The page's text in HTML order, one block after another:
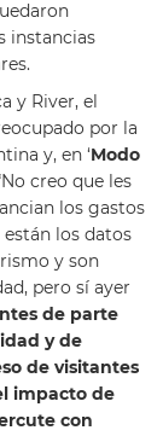
instancias
y River, el
por la
y, en ‘Modo
creo que les
los gastos
los datos
y son
pero sí ayer
de parte
y de
de visitantes
impacto de
con